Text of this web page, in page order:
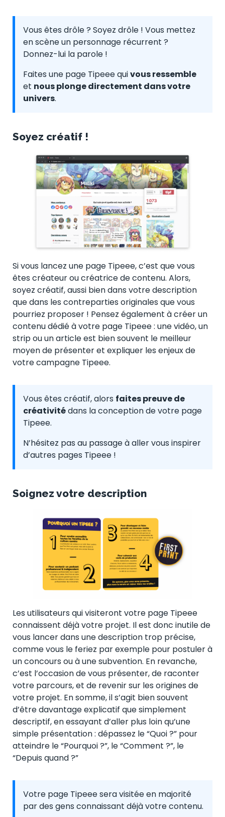
Vous êtes drôle ? Soyez drôle ! Vous mettez
en scène un personnage récurrent ?
Donnez-lui la parole !
Faites une page Tipeee quivous ressemble
et nous plonge directement dans votre
univers.
Soyez créatif !
Si vous lancez une page Tipeee, c’est que vous
êtes créateur ou créatrice de contenu. Alors,
soyez créatif, aussi bien dans votre description
que dans les contreparties originales que vous
pourriez proposer ! Pensez également à créer un
contenu dédié à votre page Tipeee : une vidéo, un
strip ou un article est bien souvent le meilleur
moyen de présenter et expliquer les enjeux de
votre campagne Tipeee.
Vous êtes créatif, alors faites preuve de
créativitédans la conception de votre page
Tipeee.
N’hésitez pas au passage à aller vous inspirer
d’autres pages Tipeee !
Soignez votre description
Les utilisateurs qui visiteront votre page Tipeee
connaissent déjà votre projet. Il est donc inutile de
vous lancer dans une description trop précise,
comme vous le feriez par exemple pour postuler à
un concours ou à une subvention. En revanche,
c’est l’occasion de vous présenter, de raconter
votre parcours, et de revenir sur les origines de
votre projet. En somme, il s’agit bien souvent
d’être davantage explicatif que simplement
descriptif, en essayant d’aller plus loin qu’une
simple présentation : dépassez le “Quoi ?” pour
atteindre le “Pourquoi ?”, le “Comment ?”, le
“Depuis quand ?”
Votre page Tipeee sera visitée en majorité
par des gens connaissant déjà votre contenu.